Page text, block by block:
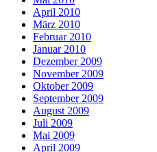
April 2010
März 2010
Februar 2010
Januar 2010
Dezember 2009
November 2009
Oktober 2009
September 2009
August 2009
Juli 2009
Mai 2009
April 2009